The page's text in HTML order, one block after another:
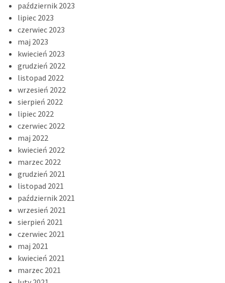
październik 2023
lipiec 2023
czerwiec 2023
maj 2023
kwiecień 2023
grudzień 2022
listopad 2022
wrzesień 2022
sierpień 2022
lipiec 2022
czerwiec 2022
maj 2022
kwiecień 2022
marzec 2022
grudzień 2021
listopad 2021
październik 2021
wrzesień 2021
sierpień 2021
czerwiec 2021
maj 2021
kwiecień 2021
marzec 2021